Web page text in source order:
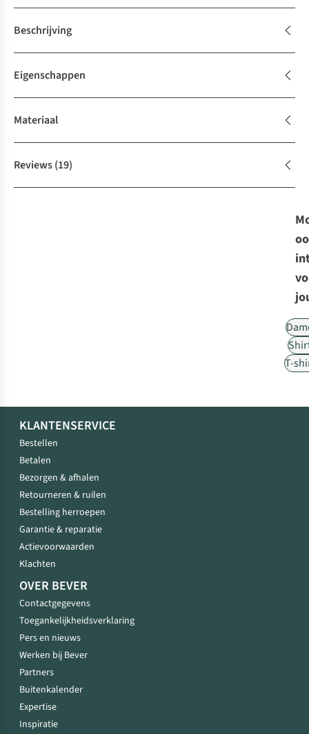
Beschrijving
Eigenschappen
Materiaal
Reviews(19)
T-
KLANTENSERVICE
Bestellen
Betalen
Bezorgen & afhalen
Retourneren & ruilen
Bestelling herroepen
Garantie & reparatie
Actievoorwaarden
Klachten
OVER BEVER
Contactgegevens
Toegankelijkheidsverklaring
Pers en nieuws
Werken bij Bever
Partners
Buitenkalender
Expertise
Inspiratie